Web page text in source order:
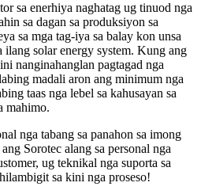
sa enerhiya naghatag ug tinuod nga
sa dagan sa produksiyon sa
sa mga tag-iya sa balay kon unsa
ilang solar energy system. Kung ang
nanginahanglan pagtagad nga
madali aron ang minimum nga
taas nga lebel sa kahusayan sa
mahimo.
nga tabang sa panahon sa imong
Sorotec alang sa personal nga
ug teknikal nga suporta sa
sa kini nga proseso!